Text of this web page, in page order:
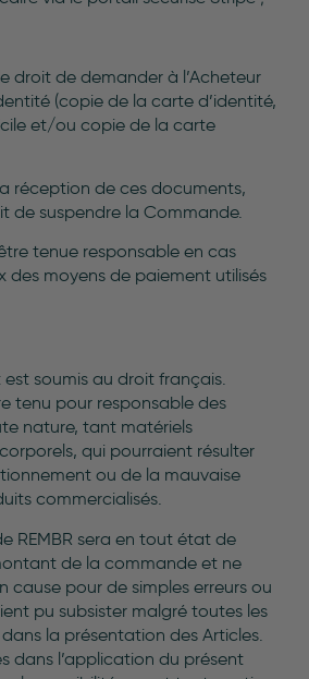
droit de demander à l’Acheteur
(copie de la carte d’identité,
et/ou copie de la carte
réception de ces documents,
de suspendre la Commande.
tenue responsable en cas
des moyens de paiement utilisés
soumis au droit français.
tenu pour responsable des
nature, tant matériels
qui pourraient résulter
ou de la mauvaise
commercialisés.
REMBR sera en tout état de
de la commande et ne
cause pour de simples erreurs ou
pu subsister malgré toutes les
la présentation des Articles.
dans l’application du présent